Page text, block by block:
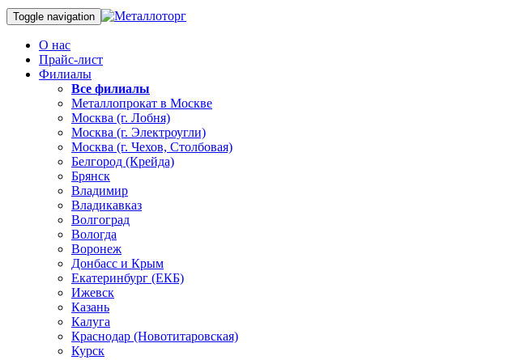
Toggle navigation
О нас
Прайс-лист
Филиалы
Все филиалы
Металлопрокат в Москве
Москва (г. Лобня)
Москва (г. Электроугли)
Москва (г. Чехов, Столбовая)
Белгород (Крейда)
Брянск
Владимир
Владикавказ
Волгоград
Вологда
Воронеж
Донбасс и Крым
Екатеринбург (ЕКБ)
Ижевск
Казань
Калуга
Краснодар (Новотитаровская)
Курск